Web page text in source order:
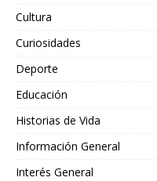
Cultura
Curiosidades
Deporte
Educación
Historias de Vida
Información General
Interés General